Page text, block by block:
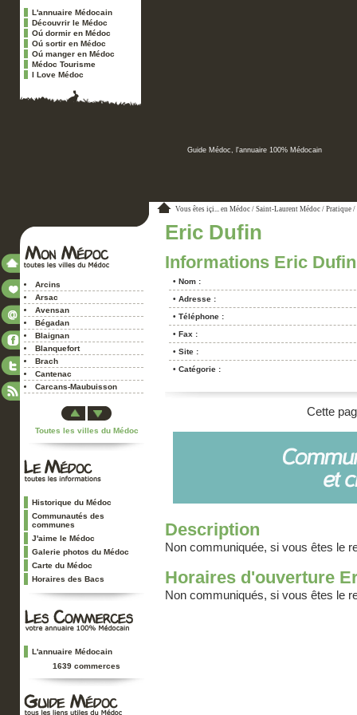
L'annuaire Médocain
Découvrir le Médoc
Oú dormir en Médoc
Oú sortir en Médoc
Oú manger en Médoc
Médoc Tourisme
I Love Médoc
Guide Médoc, l'annuaire 100% Médocain
Arcins
Arsac
Avensan
Bégadan
Blaignan
Blanquefort
Brach
Cantenac
Carcans-Maubuisson
Castelnau-Médoc
Cissac-Médoc
Civrac-en-Médoc
Couquèques
Cussac-Fort-Médoc
Eysines
Gaillan-en-Médoc
Grayan-et-l'Hôpital
Lacanau
Lamarque
Le Pian-Médoc
Le Porge
Le Temple
Le Taillan-Médoc
Lesparre-Médoc
Listrac-Médoc
Ludon-Médoc
Macau
Moulis-en-Médoc
Toutes les villes du Médoc
Historique du Médoc
Communautés des
communes
J'aime le Médoc
Galerie photos du Médoc
Carte du Médoc
Horaires des Bacs
L'annuaire Médocain
1639 commerces
Vous êtes içi... en Médoc / Saint-Laurent Médoc / Pratique /
Eric Dufin
Informations Eric Dufin
• Nom :
• Adresse :
• Téléphone :
• Fax :
• Site :
• Catégorie :
Cette
Description
Non communiquée, si vous êtes le
Horaires d'ouverture
Non communiqués, si vous êtes le